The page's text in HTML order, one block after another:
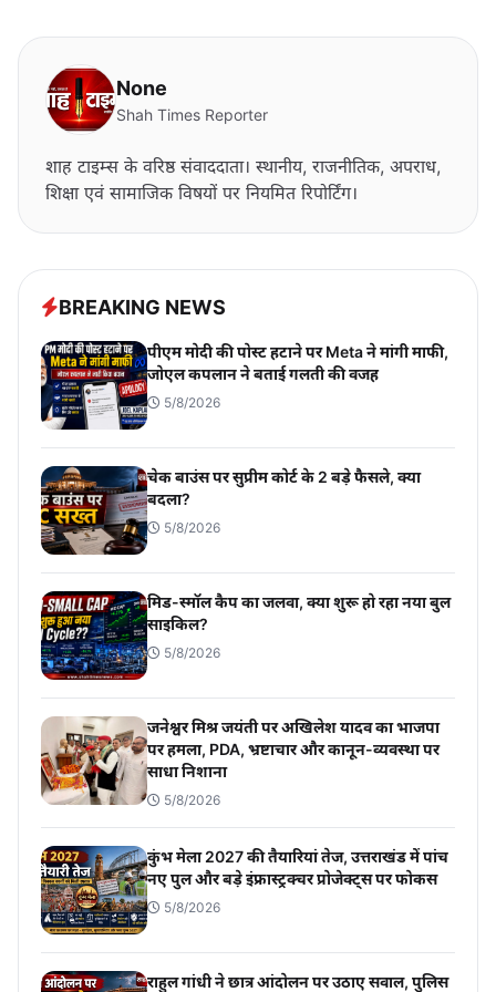
None
Shah Times Reporter
शाह टाइम्स के वरिष्ठ संवाददाता। स्थानीय, राजनीतिक, अपराध,
शिक्षा एवं सामाजिक विषयों पर नियमित रिपोर्टिंग।
BREAKING NEWS
पीएम मोदी की पोस्ट हटाने पर Meta ने मांगी माफी,
जोएल कपलान ने बताई गलती की वजह
5/8/2026
चेक बाउंस पर सुप्रीम कोर्ट के 2 बड़े फैसले, क्या
बदला?
5/8/2026
मिड-स्मॉल कैप का जलवा, क्या शुरू हो रहा नया बुल
साइकिल?
5/8/2026
जनेश्वर मिश्र जयंती पर अखिलेश यादव का भाजपा
पर हमला, PDA, भ्रष्टाचार और कानून-व्यवस्था पर
साधा निशाना
5/8/2026
कुंभ मेला 2027 की तैयारियां तेज, उत्तराखंड में पांच
नए पुल और बड़े इंफ्रास्ट्रक्चर प्रोजेक्ट्स पर फोकस
5/8/2026
राहुल गांधी ने छात्र आंदोलन पर उठाए सवाल, पुलिस